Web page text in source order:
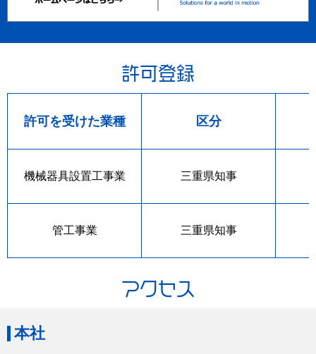
許可登録
許可を受けた業種 区分
機械器具設置工事業 三重県知事
管工事業 三重県知事
アクセス
本社